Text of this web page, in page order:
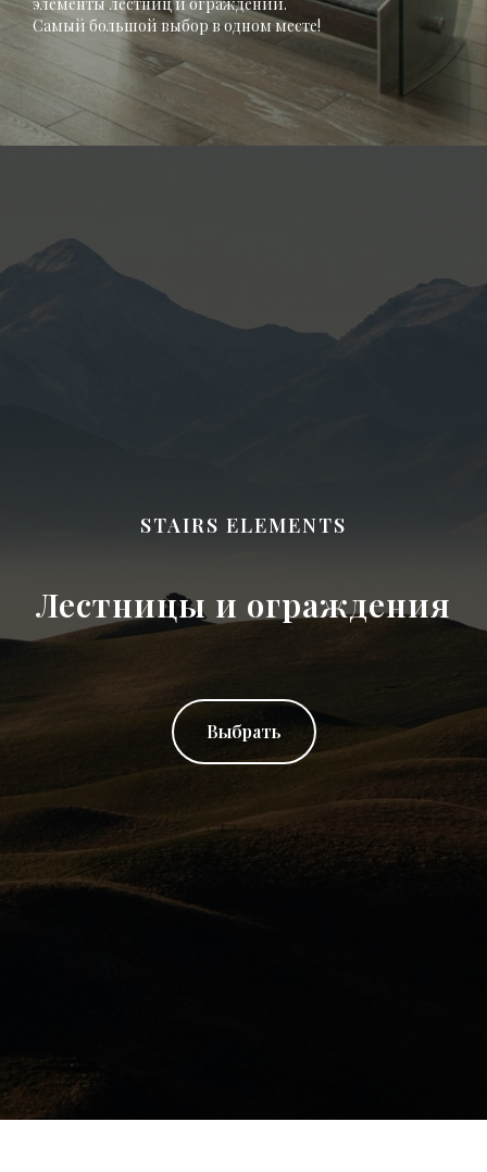
Самый большой выбор в одном месте!
STAIRS ELEMENTS
Лестницы и ограждения
Выбрать